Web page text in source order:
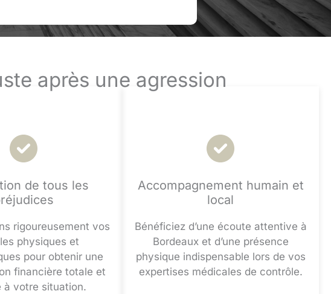
après une agression
de tous les
rigoureusement vos
physiques et
pour obtenir une
financière totale et
à votre situation.
Accompagnement humain et
local
Bénéficiez d’une écoute attentive à
Bordeaux et d’une présence
physique indispensable lors de vos
expertises médicales de contrôle.